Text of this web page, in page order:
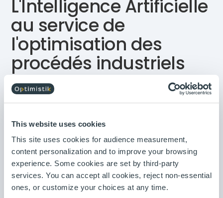
This website uses cookies
This site uses cookies for audience measurement,
content personalization and to improve your browsing
experience. Some cookies are set by third-party
services. You can accept all cookies, reject non-essential
ones, or customize your choices at any time.
L'Intelligence Artificielle
au service de
l'optimisation des
procédés industriels
17min | 28/01/2025
Dans ce podcast, Vincent Bonnivard, Lead Data
Scientist chez Probayes, explique comment
des procédés industriels. Il aborde les enjeux,
l’utilisation des jumeaux numériques pour simuler et
prédire les systèmes, ainsi que les étapes concrètes
de mise en œuvre. À travers des exemples
pratiques, Vincent partage aussi des conseils
précieux pour intégrer l’IA et maximiser son impact.
Un échange riche en idées pour les industriels en
quête d’innovation et d’efficacité !